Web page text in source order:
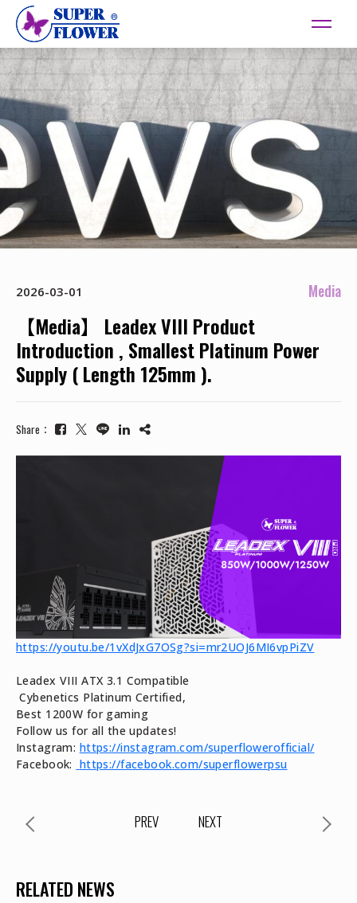
2026-03-01 Media
【Media】 Leadex VIII Product
Introduction , Smallest Platinum Power
Supply ( Length 125mm ).
Share：
https://youtu.be/1vXdJxG7OSg?si=mr2UOJ6MI6vpPiZV
Leadex VIII ATX 3.1 Compatible
Cybenetics Platinum Certified,
Best 1200W for gaming
Follow us for all the updates!
Instagram: https://instagram.com/superflowerofficial/
Facebook: https://facebook.com/superflowerpsu
PREV NEXT
RELATED NEWS